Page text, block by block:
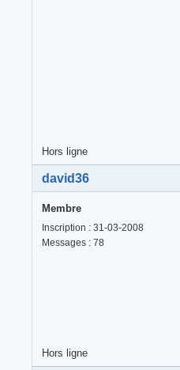
Hors ligne
david36
Membre
Inscription : 31-03-2008
Messages : 78
Hors ligne